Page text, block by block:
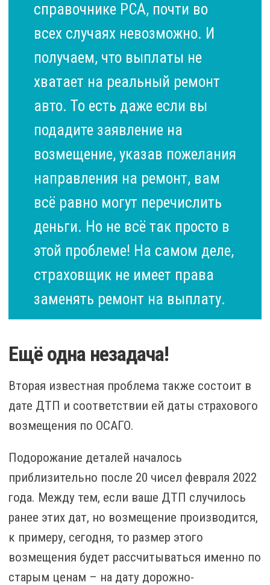
справочнике РСА, почти во
всех случаях невозможно. И
получаем, что выплаты не
хватает на реальный ремонт
авто. То есть даже если вы
подадите заявление на
возмещение, указав пожелания
направления на ремонт, вам
всё равно могут перечислить
деньги. Но не всё так просто в
этой проблеме! На самом деле,
страховщик не имеет права
заменять ремонт на выплату.
Ещё одна незадача!
Вторая известная проблема также состоит в
дате ДТП и соответствии ей даты страхового
возмещения по ОСАГО.
Подорожание деталей началось
приблизительно после 20 чисел февраля 2022
года. Между тем, если ваше ДТП случилось
ранее этих дат, но возмещение производится,
к примеру, сегодня, то размер этого
возмещения будет рассчитываться именно по
старым ценам – на дату дорожно-